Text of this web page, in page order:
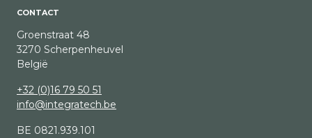
CONTACT
Groenstraat 48
3270 Scherpenheuvel
België
+32 (0)16 79 50 51
info@integratech.be
BE 0821.939.101